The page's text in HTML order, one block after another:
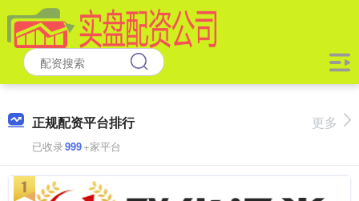
正规配资平台排行
已收录999+家平台
更多